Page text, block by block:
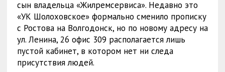
сын владельца «Жилремсервиса». Недавно это
«УК Шолоховское» формально сменило прописку
с Ростова на Волгодонск, но по новому адресу на
ул. Ленина, 26 офис 309 располагается лишь
пустой кабинет, в котором нет ни следа
присутствия людей.